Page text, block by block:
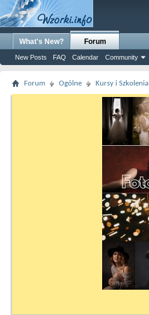
What's New? Forum
New Posts FAQ Calendar Community
Forum Ogólne Kursy i Szkolenia